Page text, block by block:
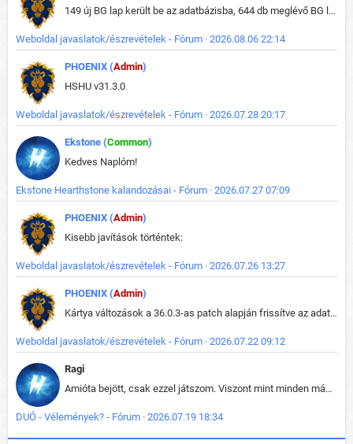
149 új BG lap került be az adatbázisba, 644 db meglévő BG lap módosult, bekerültek az új képek a megváltozott lapokhoz is.
Weboldal javaslatok/észrevételek - Fórum · 2026.08.06 22:14
PHOENIX (Admin)
HSHU v31.3.0
Weboldal javaslatok/észrevételek - Fórum · 2026.07.28 20:17
Ekstone (Common)
Kedves Naplóm!
Ekstone Hearthstone kalandozásai - Fórum · 2026.07.27 07:09
PHOENIX (Admin)
Kisebb javítások történtek:
Weboldal javaslatok/észrevételek - Fórum · 2026.07.26 13:27
PHOENIX (Admin)
Kártya változások a 36.0.3-as patch alapján frissítve az adatbázisban (képek is cserélve).
Weboldal javaslatok/észrevételek - Fórum · 2026.07.22 09:12
Ragi
Amióta bejött, csak ezzel játszom. Viszont mint minden más - akár az alapjáték is, ez is baromira összetett lett. Néha már pár kör után is esélytelen az egész. Vagy irreállisan túltápol valaki, vagy lelép a partner, vagy csak hülye mint a segg. És amikor eljönne az én időm, na akkor jön el mindenki másé is. Engem jobban érdekelne, hogy ki milyen ratingen szokott játszani. Na ez lenne egy érdekes adat.
DUÓ - Vélemények? - Fórum · 2026.07.19 18:34